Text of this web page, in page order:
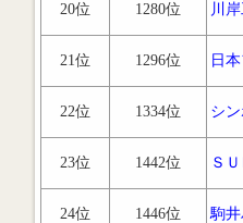
20位 1280位 川
21位 1296位 日
22位 1334位 シン
23位 1442位 Ｓ
24位 1446位 駒